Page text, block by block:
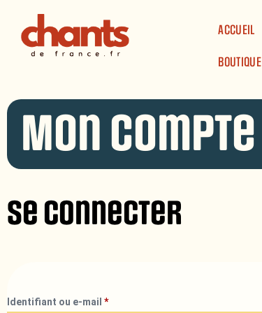
ACCUEIL
BOUTIQUE
Mon compte
Se connecter
Identifiant ou e-mail *